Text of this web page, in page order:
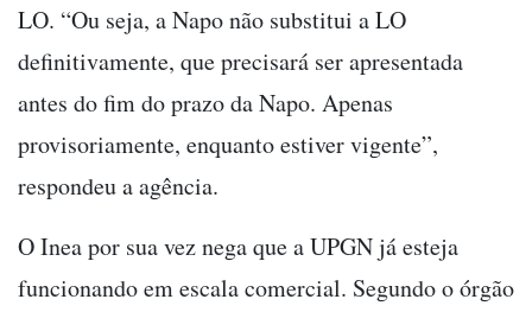
LO. “Ou seja, a Napo não substitui a LO
definitivamente, que precisará ser apresentada
antes do fim do prazo da Napo. Apenas
provisoriamente, enquanto estiver vigente”,
respondeu a agência.
O Inea por sua vez nega que a UPGN já esteja
funcionando em escala comercial. Segundo o órgão